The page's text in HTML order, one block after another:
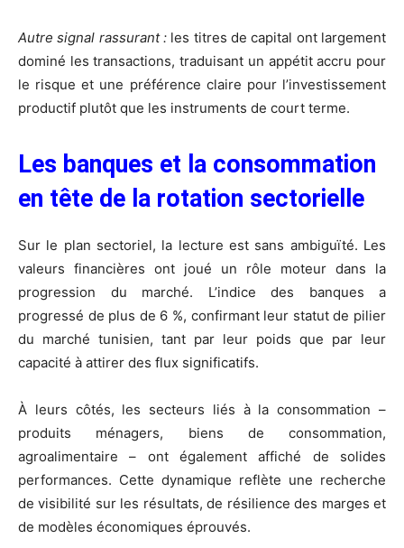
Autre signal rassurant : les titres de capital ont largement
dominé les transactions, traduisant un appétit accru pour
le risque et une préférence claire pour l’investissement
productif plutôt que les instruments de court terme.
Les banques et la consommation
en tête de la rotation sectorielle
Sur le plan sectoriel, la lecture est sans ambiguïté. Les
valeurs financières ont joué un rôle moteur dans la
progression du marché. L’indice des banques a
progressé de plus de 6 %, confirmant leur statut de pilier
du marché tunisien, tant par leur poids que par leur
capacité à attirer des flux significatifs.
À leurs côtés, les secteurs liés à la consommation –
produits ménagers, biens de consommation,
agroalimentaire – ont également affiché de solides
performances. Cette dynamique reflète une recherche
de visibilité sur les résultats, de résilience des marges et
de modèles économiques éprouvés.